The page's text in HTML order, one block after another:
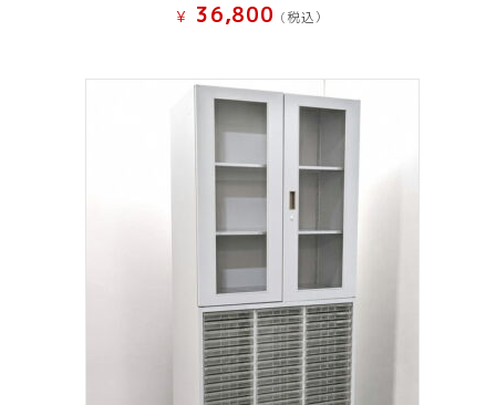
¥ 36,800 (税込）